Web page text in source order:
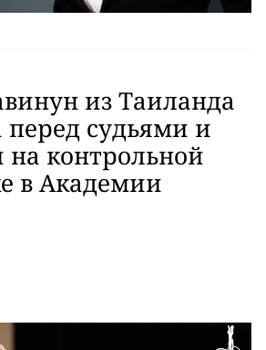
из Таиланда
перед судьями и
на контрольной
в Академии